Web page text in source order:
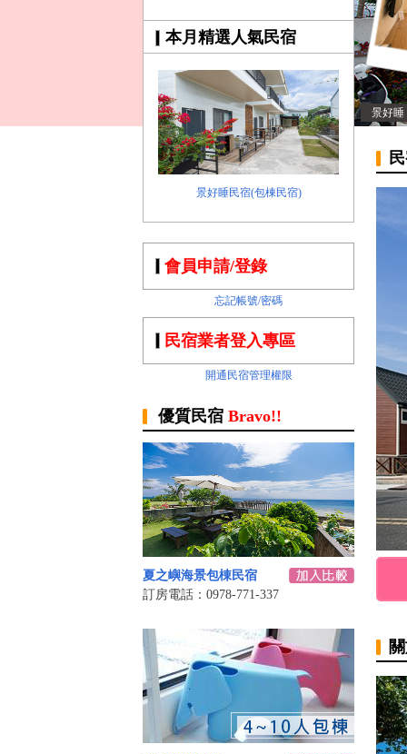
本月精選人氣民宿
景好睡民宿(包棟民宿)
景好睡
會員申請/登錄
忘記帳號/密碼
民宿業者登入專區
開通民宿管理權限
優質民宿 Bravo!!
夏之嶼海景包棟民宿
訂房電話：0978-771-337